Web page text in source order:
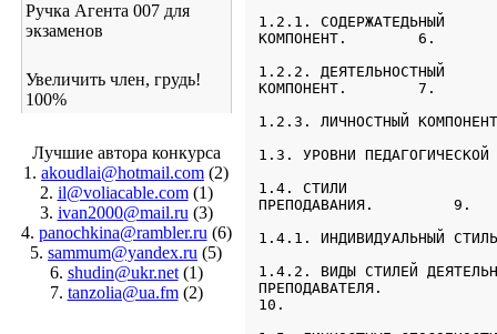
Ручка Агента 007 для
экзаменов
Увеличить член, грудь!
100%
Лучшие автора конкурса
1. akoudlai@hotmail.com (2)
2. il@voliacable.com (1)
3. ivan2000@mail.ru (3)
4. panochkina@rambler.ru (6)
5. sammum@yandex.ru (5)
6. shudin@ukr.net (1)
7. tanzolia@ua.fm (2)
1.2.1. СОДЕРЖАТЕДЬНЫЙ
КОМПОНЕНТ.        6.
1.2.2. ДЕЯТЕЛЬНОСТНЫЙ
КОМПОНЕНТ.        7.
1.2.3. ЛИЧНОСТНЫЙ
1.3. УРОВНИ ПЕДАГОГИЧЕСКОЙ
1.4. СТИЛИ
ПРЕПОДАВАНИЯ.         9.
1.4.1. ИНДИВИДУАЛЬНЫЙ
1.4.2. ВИДЫ СТИЛЕЙ
ПРЕПОДАВАТЕЛЯ.
10.